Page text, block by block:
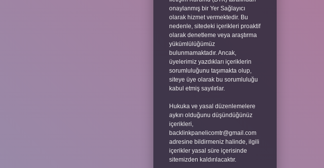
onaylanmış bir Yer Sağlayıcı
olarak hizmet vermektedir. Bu
nedenle, sitedeki içerikleri proaktif
olarak denetleme veya araştırma
yükümlülüğümüz
bulunmamaktadır. Ancak,
üyelerimiz yazdıkları içeriklerin
sorumluluğunu taşımakta olup,
siteye üye olarak bu sorumluluğu
kabul etmiş sayılırlar.
Hukuka ve yasal düzenlemelere
aykırı olduğunu düşündüğünüz
içerikleri,
backlinkpanelicomtr@gmail.com
adresine bildirmeniz halinde, ilgili
içerikler yasal süre içerisinde
sitemizden kaldırılacaktır.